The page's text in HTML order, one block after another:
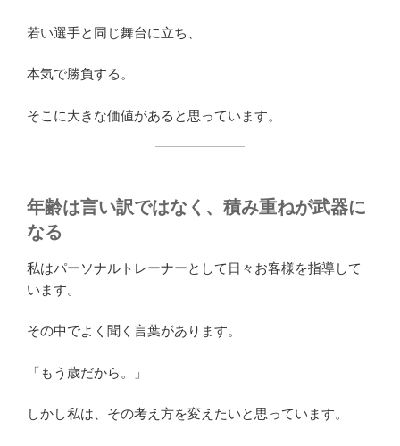
若い選手と同じ舞台に立ち、
本気で勝負する。
そこに大きな価値があると思っています。
年齢は言い訳ではなく、積み重ねが武器に
なる
私はパーソナルトレーナーとして日々お客様を指導して
います。
その中でよく聞く言葉があります。
「もう歳だから。」
しかし私は、その考え方を変えたいと思っています。